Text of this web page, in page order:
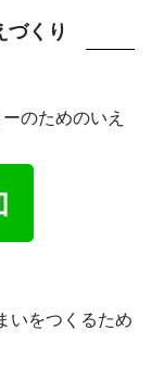
づくり
のためのいえ
いをつくるため